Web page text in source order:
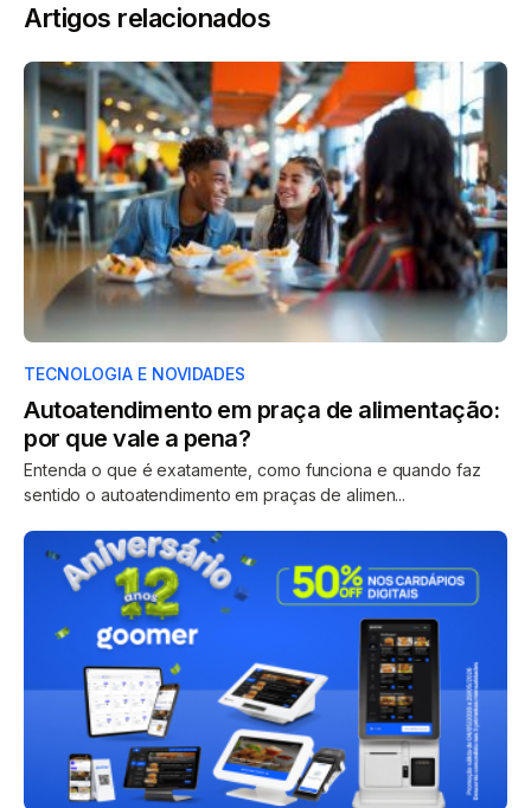
Artigos relacionados
TECNOLOGIA E NOVIDADES
Autoatendimento em praça de alimentação:
por que vale a pena?
Entenda o que é exatamente, como funciona e quando faz
sentido o autoatendimento em praças de alimen...